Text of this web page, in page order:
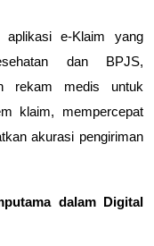
aplikasi e-Klaim yang
dan BPJS,
rekam medis untuk
klaim, mempercepat
akurasi pengiriman
dalam Digital